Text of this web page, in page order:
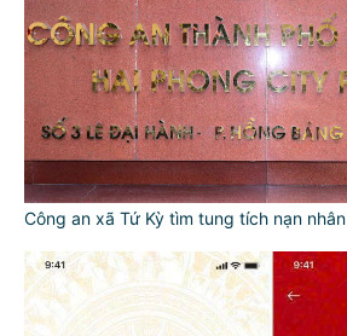
Công an xã Tứ Kỳ tìm tung tích nạn nhân